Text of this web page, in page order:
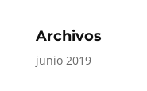
Archivos
junio 2019